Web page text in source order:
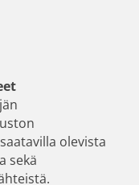
olevista
sekä